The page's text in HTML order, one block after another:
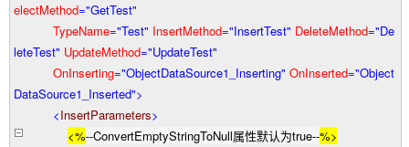
electMethod="GetTest"
TypeName="Test" InsertMethod="InsertTest" DeleteMethod="De
leteTest" UpdateMethod="UpdateTest"
OnInserting="ObjectDataSource1_Inserting" OnInserted="Object
DataSource1_Inserted">
<InsertParameters>
<%--ConvertEmptyStringToNull属性默认为true--%>